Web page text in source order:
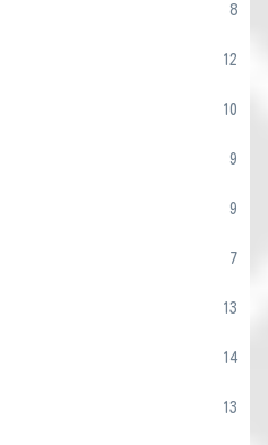
8
12
10
9
9
7
13
14
13